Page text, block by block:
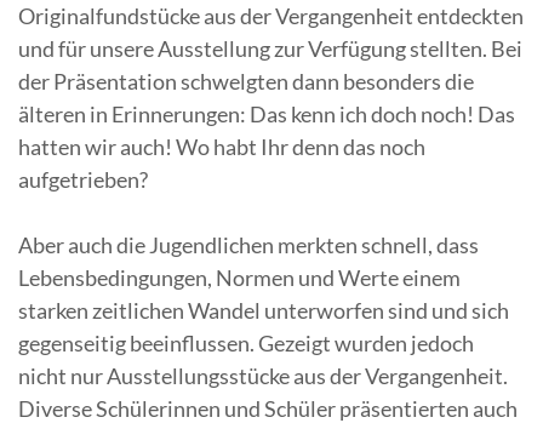
Originalfundstücke aus der Vergangenheit entdeckten
und für unsere Ausstellung zur Verfügung stellten. Bei
der Präsentation schwelgten dann besonders die
älteren in Erinnerungen: Das kenn ich doch noch! Das
hatten wir auch! Wo habt Ihr denn das noch
aufgetrieben?
Aber auch die Jugendlichen merkten schnell, dass
Lebensbedingungen, Normen und Werte einem
starken zeitlichen Wandel unterworfen sind und sich
gegenseitig beeinflussen. Gezeigt wurden jedoch
nicht nur Ausstellungsstücke aus der Vergangenheit.
Diverse Schülerinnen und Schüler präsentierten auch